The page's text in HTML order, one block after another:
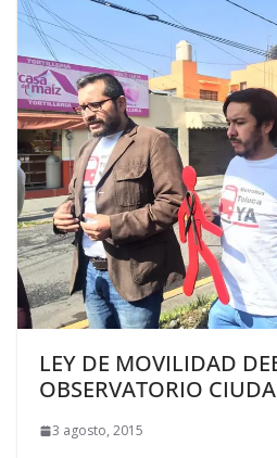
LEY DE MOVILIDAD
OBSERVATORIO
3 agosto, 2015